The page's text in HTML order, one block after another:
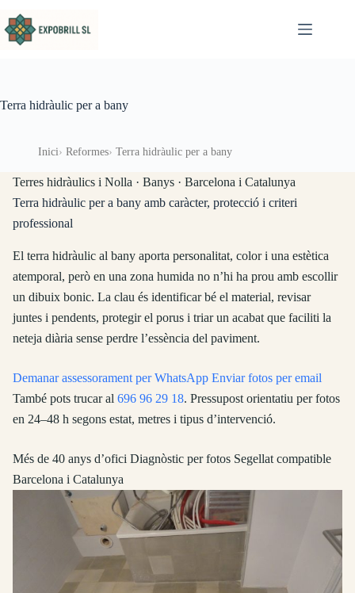
Terra hidràulic per a bany
Inici Reformes Terra hidràulic per a bany
Terres hidràulics i Nolla · Banys · Barcelona i Catalunya
Terra hidràulic per a bany amb caràcter, protecció i criteri
professional
El terra hidràulic al bany aporta personalitat, color i una estètica
atemporal, però en una zona humida no n’hi ha prou amb escollir
un dibuix bonic. La clau és identificar bé el material, revisar
juntes i pendents, protegir el porus i triar un acabat que faciliti la
neteja diària sense perdre l’essència del paviment.
Demanar assessorament per WhatsApp Enviar fotos per email
També pots trucar al 696 96 29 18. Pressupost orientatiu per fotos
en 24–48 h segons estat, metres i tipus d’intervenció.
Més de 40 anys d’ofici Diagnòstic per fotos Segellat compatible
Barcelona i Catalunya